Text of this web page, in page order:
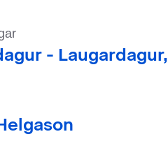
- Laugardagur,